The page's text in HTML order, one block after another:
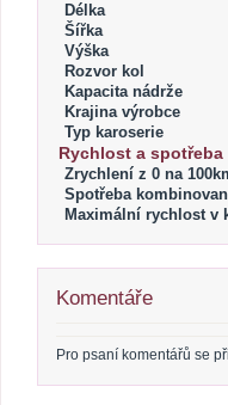
Délka
Šířka
Výška
Rozvor kol
Kapacita nádrže
Krajina výrobce
Typ karoserie
Rychlost a spotřeba
Zrychlení z 0 na
Spotřeba
Maximální rychlost v
Komentáře
Pro psaní komentářů se